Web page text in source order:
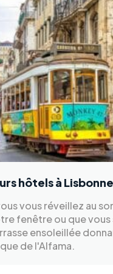
hôtels à Lisbonne
vous réveillez au
fenêtre ou que vous
ensoleillée
de l'Alfama.